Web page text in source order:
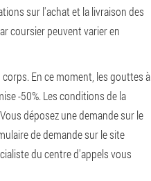
sur l'achat et la livraison des
coursier peuvent varier en
En ce moment, les gouttes à
-50%. Les conditions de la
déposez une demande sur le
de demande sur le site
du centre d'appels vous